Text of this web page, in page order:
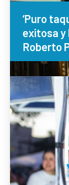
‘Puro
exitosa y
Roberto